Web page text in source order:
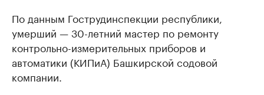
По данным Гострудинспекции республики,
умерший — 30-летний мастер по ремонту
контрольно-измерительных приборов и
автоматики (КИПиА) Башкирской содовой
компании.